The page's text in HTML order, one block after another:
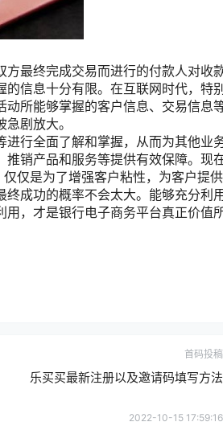
最终完成交易而进行的付款人对收
信息十分有限。在互联网时代，特
所能够掌握的客户信息、交易信息
剧放大。
行全面了解和掌握，从而为其他业
销产品和服务等提供有效保障。现在
仅是为了增强客户粘性，为客户提
成功的概率不会太大。能够充分利
，才是银行电子商务平台真正价值
首码投稿
乐买买最新注册以及邀请码填写方法
2022-10-15 17:59:16